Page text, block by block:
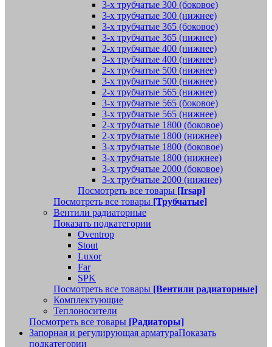
3-х трубчатые 300 (боковое)
3-х трубчатые 300 (нижнее)
3-х трубчатые 365 (боковое)
3-х трубчатые 365 (нижнее)
2-х трубчатые 400 (нижнее)
3-х трубчатые 400 (нижнее)
2-х трубчатые 500 (нижнее)
3-х трубчатые 500 (нижнее)
2-х трубчатые 565 (нижнее)
3-х трубчатые 565 (боковое)
3-х трубчатые 565 (нижнее)
2-х трубчатые 1800 (боковое)
2-х трубчатые 1800 (нижнее)
3-х трубчатые 1800 (боковое)
3-х трубчатые 1800 (нижнее)
3-х трубчатые 2000 (боковое)
3-х трубчатые 2000 (нижнее)
Посмотреть все товары [Irsap]
Посмотреть все товары [Трубчатые]
Вентили радиаторные
Показать подкатегории
Oventrop
Stout
Luxor
Far
SPK
Посмотреть все товары [Вентили радиаторные]
Комплектующие
Теплоносители
Посмотреть все товары [Радиаторы]
Запорная и регулирующая арматураПоказать
подкатегории